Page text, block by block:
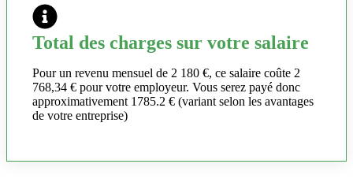
Total des charges sur votre salaire
Pour un revenu mensuel de 2 180 €, ce salaire coûte 2
768,34 € pour votre employeur. Vous serez payé donc
approximativement 1785.2 € (variant selon les avantages
de votre entreprise)